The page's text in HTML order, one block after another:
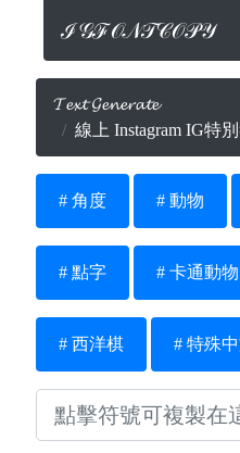
ℐ𝒢ℱ𝒪𝒩𝒯𝒞𝒪𝒫𝒴
𝓣𝓮𝔁𝓽 𝓖𝓮𝓷𝓮𝓻𝓪𝓽𝓮
線上 Instagram IG特別
# 角度 # 動物
# 點字 # 卡通動物
# 西洋棋 # 特殊